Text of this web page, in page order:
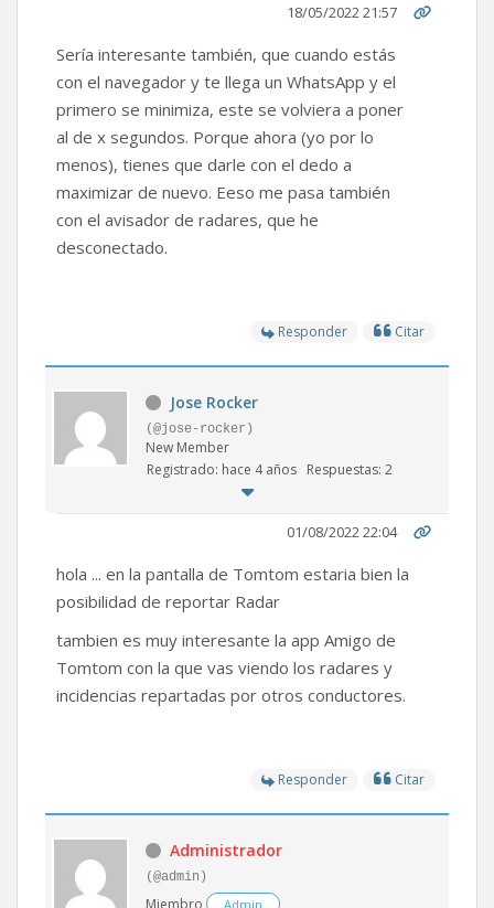
18/05/2022 21:57
Sería interesante también, que cuando estás
con el navegador y te llega un WhatsApp y el
primero se minimiza, este se volviera a poner
al de x segundos. Porque ahora (yo por lo
menos), tienes que darle con el dedo a
maximizar de nuevo. Eeso me pasa también
con el avisador de radares, que he
desconectado.
Responder Citar
Jose Rocker
(@jose-rocker)
New Member
Registrado: hace 4 años Respuestas: 2
01/08/2022 22:04
hola ... en la pantalla de Tomtom estaria bien la
posibilidad de reportar Radar
tambien es muy interesante la app Amigo de
Tomtom con la que vas viendo los radares y
incidencias repartadas por otros conductores.
Responder Citar
Administrador
(@admin)
Miembro Admin